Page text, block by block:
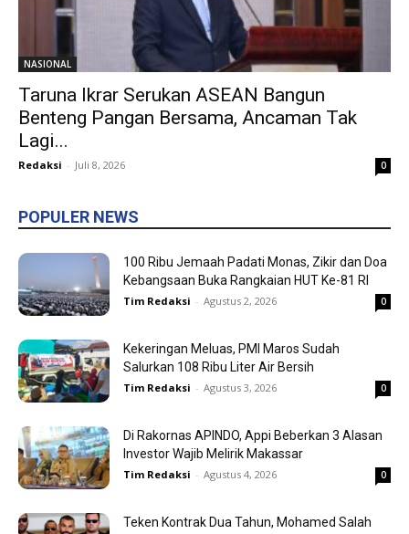
NASIONAL
Taruna Ikrar Serukan ASEAN Bangun
Benteng Pangan Bersama, Ancaman Tak
Lagi...
Redaksi - Juli 8, 2026 0
POPULER NEWS
100 Ribu Jemaah Padati Monas, Zikir dan Doa
Kebangsaan Buka Rangkaian HUT Ke-81 RI
Tim Redaksi - Agustus 2, 2026 0
Kekeringan Meluas, PMI Maros Sudah
Salurkan 108 Ribu Liter Air Bersih
Tim Redaksi - Agustus 3, 2026 0
Di Rakornas APINDO, Appi Beberkan 3 Alasan
Investor Wajib Melirik Makassar
Tim Redaksi - Agustus 4, 2026 0
Teken Kontrak Dua Tahun, Mohamed Salah